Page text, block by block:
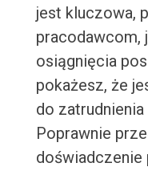
jest kluczowa,
pracodawcom,
osiągnięcia
pokażesz, że
do
Poprawnie
doświadczenie